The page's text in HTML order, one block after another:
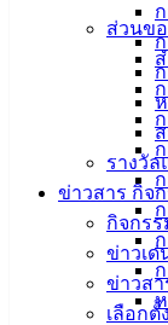
รางวั
ข่าวสาร กิจ
กิจกร
ข่าวเด่
ข่าวส
เลือกตั้
ส่วนข
เทศบาล
ที่ตั้ง :
สำนักงาน
เทศบาลเมือง
อ่างศิลา 90/338